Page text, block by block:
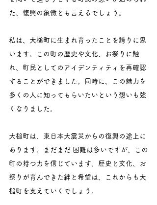
た、復興の象徴とも言えるでしょう。
私は、大槌町に生まれ育ったことを誇りに思
います。この町の歴史や文化、お祭りに触
れ、町民としてのアイデンティティを再確認
することができました。同時に、この魅力を
多くの人に知ってもらいたいという想いも強
くなりました。
大槌町は、東日本大震災からの復興の途上に
あります。まだまだ 困難は多いですが、この
町の持つ力を信じています。歴史と文化、お
祭りが育んできた絆と希望は、これからも大
槌町を支えていくでしょう。